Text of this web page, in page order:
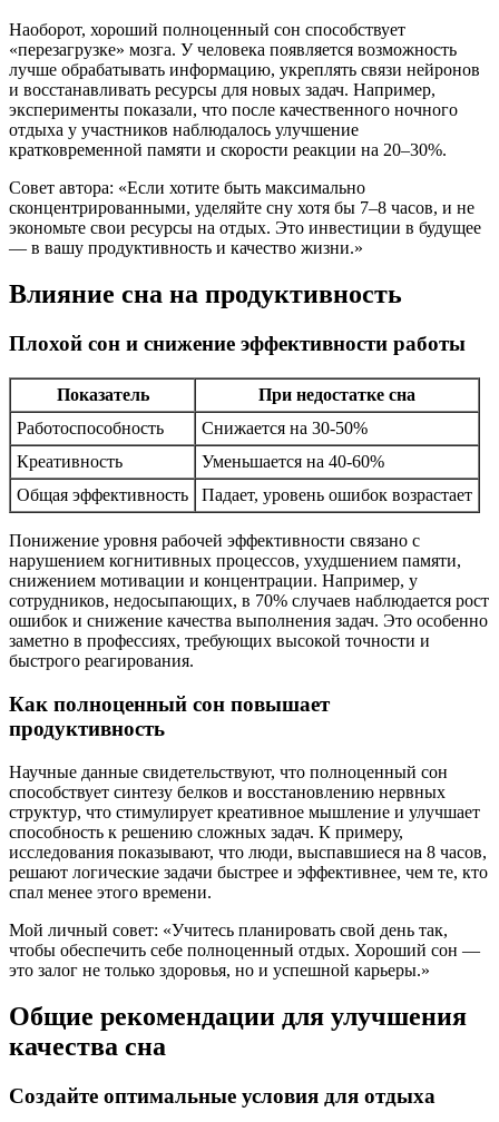
Наоборот, хороший полноценный сон способствует
«перезагрузке» мозга. У человека появляется возможность
лучше обрабатывать информацию, укреплять связи нейронов
и восстанавливать ресурсы для новых задач. Например,
эксперименты показали, что после качественного ночного
отдыха у участников наблюдалось улучшение
кратковременной памяти и скорости реакции на 20–30%.
Совет автора: «Если хотите быть максимально
сконцентрированными, уделяйте сну хотя бы 7–8 часов, и не
экономьте свои ресурсы на отдых. Это инвестиции в будущее
— в вашу продуктивность и качество жизни.»
Влияние сна на продуктивность
Плохой сон и снижение эффективности работы
Показатель
При недостатке сна
Работоспособность
Снижается на 30-50%
Креативность
Уменьшается на 40-60%
Общая эффективность
Падает, уровень ошибок возрастает
Понижение уровня рабочей эффективности связано с
нарушением когнитивных процессов, ухудшением памяти,
снижением мотивации и концентрации. Например, у
сотрудников, недосыпающих, в 70% случаев наблюдается рост
ошибок и снижение качества выполнения задач. Это особенно
заметно в профессиях, требующих высокой точности и
быстрого реагирования.
Как полноценный сон повышает
продуктивность
Научные данные свидетельствуют, что полноценный сон
способствует синтезу белков и восстановлению нервных
структур, что стимулирует креативное мышление и улучшает
способность к решению сложных задач. К примеру,
исследования показывают, что люди, выспавшиеся на 8 часов,
решают логические задачи быстрее и эффективнее, чем те, кто
спал менее этого времени.
Мой личный совет: «Учитесь планировать свой день так,
чтобы обеспечить себе полноценный отдых. Хороший сон —
это залог не только здоровья, но и успешной карьеры.»
Общие рекомендации для улучшения
качества сна
Создайте оптимальные условия для отдыха